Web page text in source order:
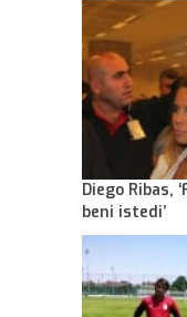
Diego Ribas,
beni istedi’